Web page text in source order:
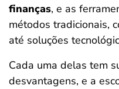
finanças, e as
métodos tradicionais,
até soluções
Cada uma delas tem
desvantagens, e a